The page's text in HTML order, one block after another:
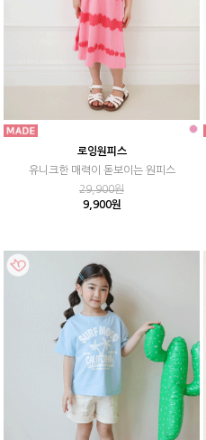
로잉원피스
유니크한 매력이 돋보이는 원피스
29,900원
9,900원